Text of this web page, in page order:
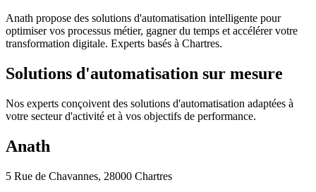
Anath propose des solutions d'automatisation intelligente pour
optimiser vos processus métier, gagner du temps et accélérer votre
transformation digitale. Experts basés à Chartres.
Solutions d'automatisation sur mesure
Nos experts conçoivent des solutions d'automatisation adaptées à
votre secteur d'activité et à vos objectifs de performance.
Anath
5 Rue de Chavannes, 28000 Chartres